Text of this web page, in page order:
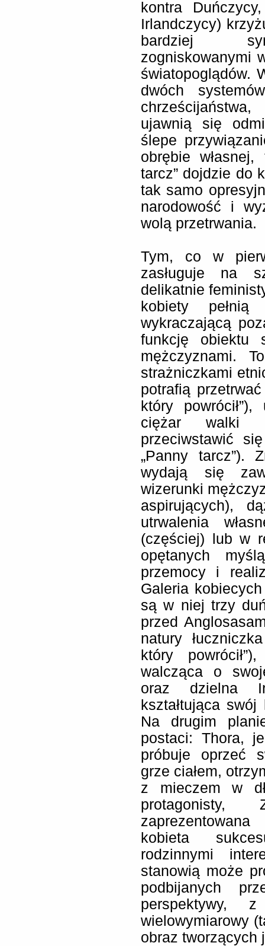
kontra
Irlandczycy)
bardziej
zogniskowanymi
światopoglądów.
dwóch
ujawnią się
ślepe
obrębie
tarcz” dojdzie do
tak samo
narodowość i
wolą przetrwania.
Tym, co w
zasługuje na
delikatnie
kobiety pełnią
wykraczającą
funkcję obiektu
mężczyznami.
strażniczkami
potrafią
który
ciężar walki
przeciwstawić
„Panny tarcz”).
wydają się
wizerunki
aspirujących),
utrwalenia
(częściej) lub w
opętanych
przemocy i
Galeria
są w niej trzy
przed
natury
który
walcząca o
oraz dzielna
kształtująca
Na drugim
postaci: Thora,
próbuje oprzeć
grze ciałem,
z mieczem w
protagonisty,
kobieta
rodzinnymi
stanowią może
podbijanych
perspektywy,
wielowymiarowy
obraz tworzących